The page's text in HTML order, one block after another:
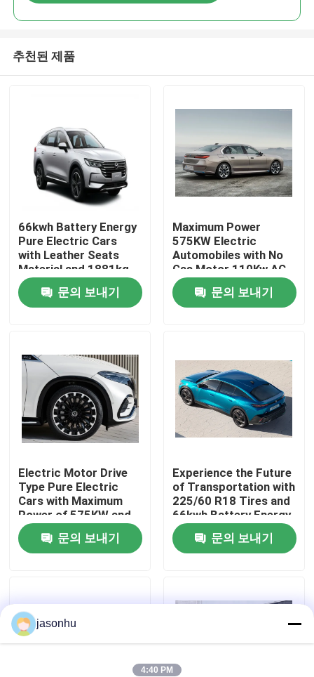
홈
회사 소개
공장 투어
품질 관리
연락처
견적 요청
순수한 전기 자동차
추천된 제품
66kwh Battery Energy
Pure Electric Cars
with Leather Seats
Material and 1881kg
Kerb Weight
문의 보내기
Maximum Power
575KW Electric
Automobiles with No
Gas Motor 110Kw AC
Synchrounous Electric
Motor 문의 보내기
Electric Motor Drive
Type Pure Electric
Cars with Maximum
Power of 575KW and
Kerb Weight of
1881kg문의 보내기
Experience the Future
of Transportation with
225/60 R18 Tires and
66kwh Battery Energy
Zero Emission Cars
문의 보내기
jasonhu
4:40 PM